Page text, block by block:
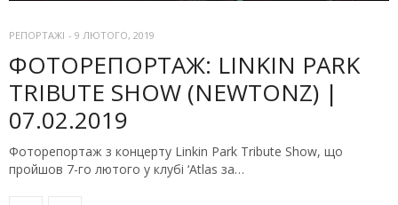
РЕПОРТАЖІ - 9 ЛЮТОГО, 2019
ФОТОРЕПОРТАЖ: LINKIN PARK
TRIBUTE SHOW (NEWTONZ) |
07.02.2019
Фоторепортаж з концерту Linkin Park Tribute Show, що
пройшов 7-го лютого у клубі ‘Atlas за…